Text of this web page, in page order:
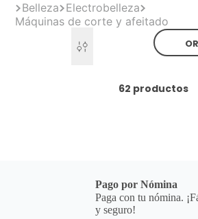
Belleza Electrobelleza
Máquinas de corte y afeitado
62 productos
Pago por Nómina
Paga con tu nómina.
y seguro!